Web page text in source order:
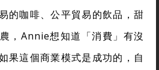
的咖啡、公平貿易的飲品，甜
，Annie想知道「消費」有沒
果這個商業模式是成功的，自